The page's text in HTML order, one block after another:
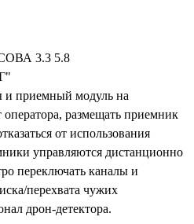
3.3 5.8
и приемный модуль на
оператора, размещать приемник
от использования
управляются дистанционно
переключать каналы и
перехвата чужих
дрон-детектора.